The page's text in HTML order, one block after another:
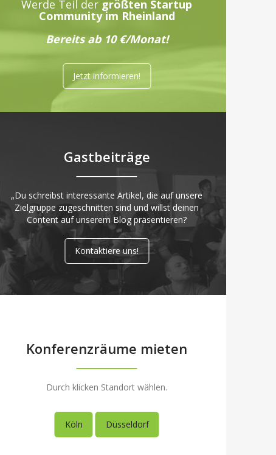
Werde Teil der größten Startup
Community im Rheinland
Bereits ab 10 €/Monat!
Jetzt informieren!
Gastbeiträge
„Du schreibst interessante Artikel, die auf unsere
Zielgruppe zugeschnitten sind und willst deinen
Content auf unserem Blog präsentieren?
Kontaktiere uns!
Konferenzräume mieten
Durch klicken Standort wählen.
Köln Düsseldorf